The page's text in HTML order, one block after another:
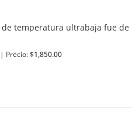
temperatura ultrabaja fue
| Precio:$1,850.00